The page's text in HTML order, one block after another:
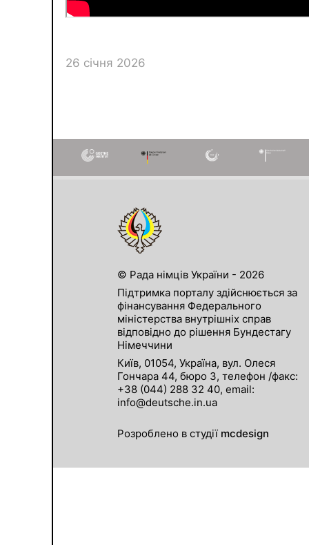
26 січня 2026
© Рада німців України - 2026
Підтримка порталу здійснюється за
фінансування Федерального
міністерства внутрішніх справ
відповідно до рішення Бундестагу
Німеччини
Київ, 01054, Україна, вул. Олеся
Гончара 44, бюро 3, телефон /факс:
+38 (044) 288 32 40, email:
info@deutsche.in.ua
Розроблено в студії mcdesign